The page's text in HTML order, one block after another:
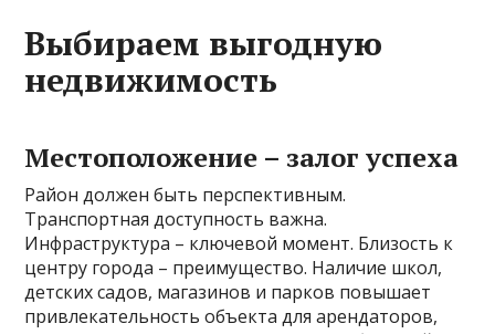
Выбираем выгодную
недвижимость
Местоположение – залог успеха
Район должен быть перспективным.
Транспортная доступность важна.
Инфраструктура – ключевой момент. Близость к
центру города – преимущество. Наличие школ,
детских садов, магазинов и парков повышает
привлекательность объекта для арендаторов,